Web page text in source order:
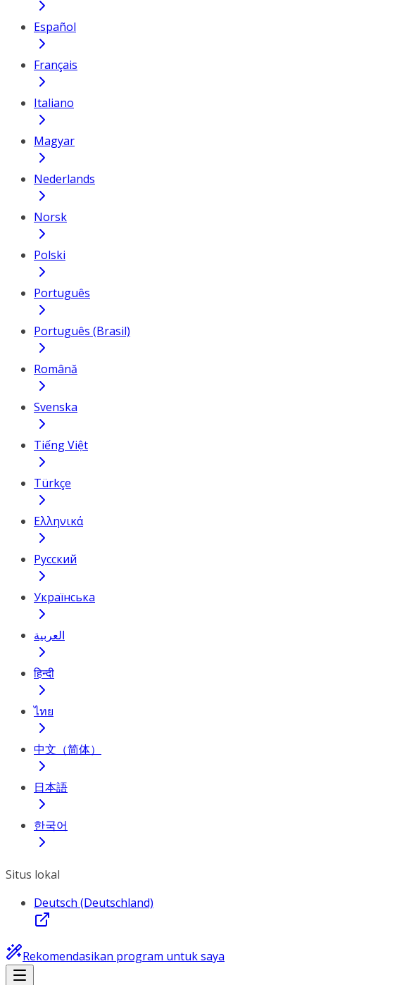
Español
Français
Italiano
Magyar
Nederlands
Norsk
Polski
Português
Português (Brasil)
Română
Svenska
Tiếng Việt
Türkçe
Ελληνικά
Русский
Українська
العربية
हिन्दी
ไทย
中文（简体）
日本語
한국어
Situs lokal
Deutsch (Deutschland)
Rekomendasikan program untuk saya